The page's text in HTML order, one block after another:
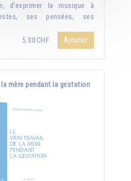
d’exprimer la musique à
ses pensées, ses
5.00CHF
Ajouter
mère pendant la gestation